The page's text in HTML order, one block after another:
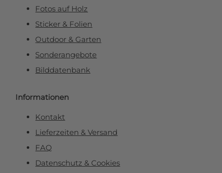
Fotos auf Holz
Sticker & Folien
Outdoor & Garten
Sonderangebote
Bilddatenbank
Informationen
Kontakt
Lieferzeiten & Versand
FAQ
Datenschutz & Cookies